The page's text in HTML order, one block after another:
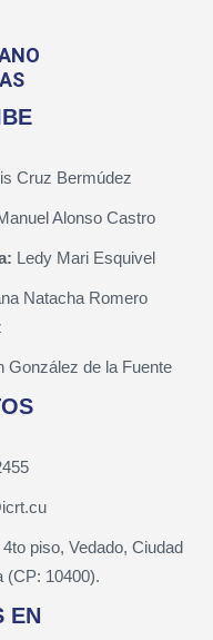
Cruz Bermúdez
Alonso Castro
Ledy Mari Esquivel
Natacha Romero
González de la Fuente
piso, Vedado, Ciudad
(CP: 10400).
EN